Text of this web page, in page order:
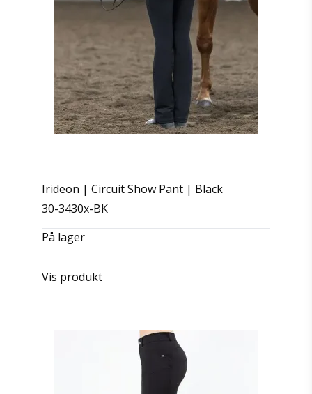
Irideon | Circuit Show Pant | Black
30-3430x-BK
På lager
Vis produkt